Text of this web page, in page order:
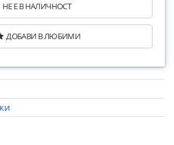
НЕ Е В НАЛИЧНОСТ
ДОБАВИ В ЛЮБИМИ